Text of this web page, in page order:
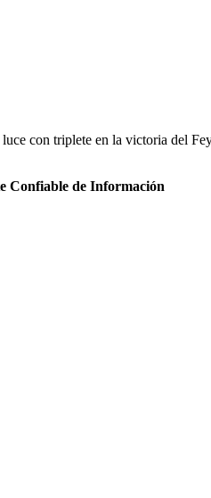
con triplete en la victoria del
Confiable de Información